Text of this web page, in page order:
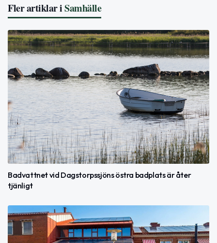
Fler artiklar iSamhälle
Badvattnet vid Dagstorpssjöns östra badplats är åter
tjänligt